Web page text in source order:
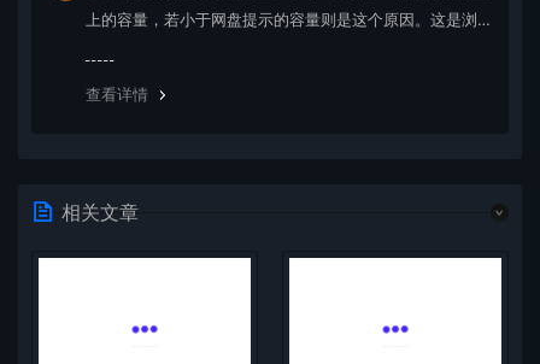
上的容量，若小于网盘提示的容量则是这个原因。这是浏
查看详情
相关文章